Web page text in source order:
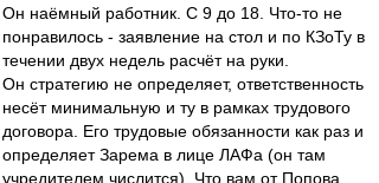
Он наёмный работник. С 9 до 18. Что-то не
понравилось - заявление на стол и по КЗоТу в
течении двух недель расчёт на руки.
Он стратегию не определяет, ответственность
несёт минимальную и ту в рамках трудового
договора. Его трудовые обязанности как раз и
определяет Зарема в лице ЛАФа (он там
учредителем числится). Что вам от Попова